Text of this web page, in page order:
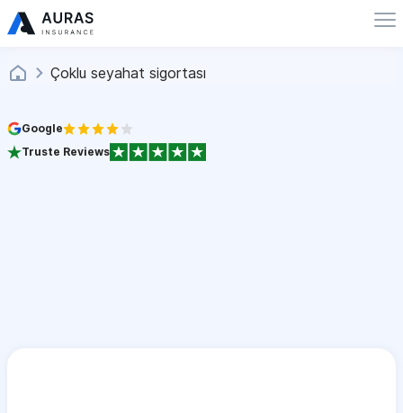
Çoklu seyahat sigortası
Google
Truste Reviews